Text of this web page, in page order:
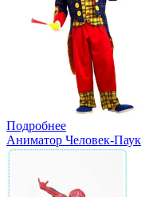
Подробнее
Аниматор Человек-Паук